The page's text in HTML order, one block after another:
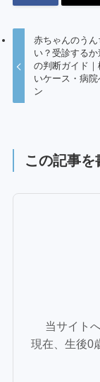
赤ちゃんのうん
い？受診するか
の判断ガイド
いケース・病院
ン
この記事を
当サイト
現在、生後0